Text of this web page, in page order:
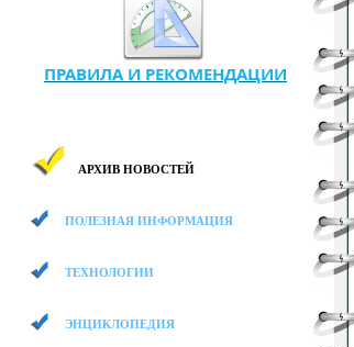
ПРАВИЛА И РЕКОМЕНДАЦИИ
АРХИВ НОВОСТЕЙ
ПОЛЕЗНАЯ ИНФОРМАЦИЯ
ТЕХНОЛОГИИ
ЭНЦИКЛОПЕДИЯ